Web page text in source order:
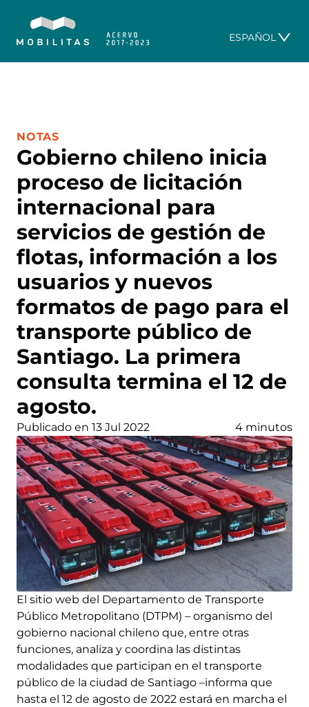
ESPAÑOL
Gobierno chileno inicia
proceso de licitación
internacional para
servicios de gestión de
flotas, información a los
usuarios y nuevos
formatos de pago para el
transporte público de
Santiago. La primera
consulta termina el 12 de
agosto.
CATEGORÍA:
NOTAS
Publicado en 13 Jul 2022 4 minutos
El sitio web del Departamento de Transporte
Público Metropolitano (DTPM) – organismo del
gobierno nacional chileno que, entre otras
funciones, analiza y coordina las distintas
modalidades que participan en el transporte
público de la ciudad de Santiago –informa que
hasta el 12 de agosto de 2022 estará en marcha el